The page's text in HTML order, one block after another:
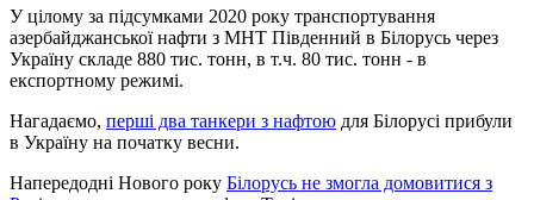
У цілому за підсумками 2020 року транспортування
азербайджанської нафти з МНТ Південний в Білорусь через
Україну складе 880 тис. тонн, в т.ч. 80 тис. тонн - в
експортному режимі.
Нагадаємо, перші два танкери з нафтою для Білорусі прибули
в Україну на початку весни.
Напередодні Нового року Білорусь не змогла домовитися з